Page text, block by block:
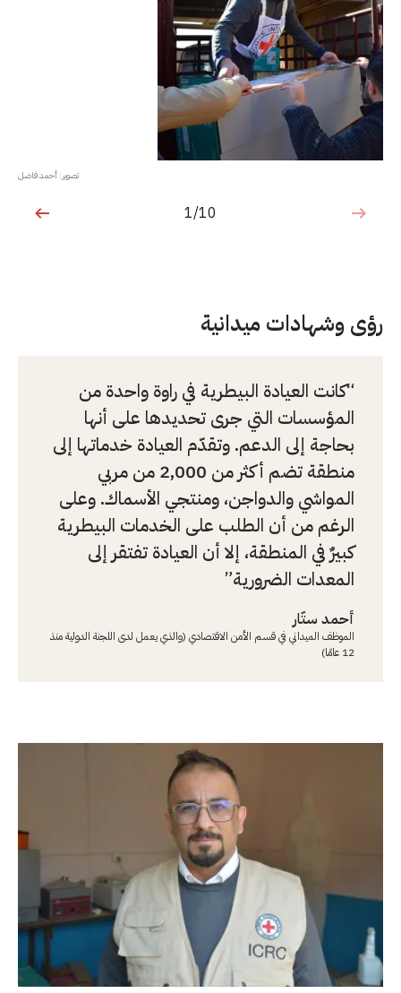
تصوير: أحمد فاضل
1 من 10
1/10
رؤى وشهادات ميدانية
كانت العيادة البيطرية في راوة واحدة من
المؤسسات التي جرى تحديدها على أنها
بحاجة إلى الدعم. وتقدّم العيادة خدماتها إلى
منطقة تضم أكثر من 2,000 من مربي
المواشي والدواجن، ومنتجي الأسماك. وعلى
الرغم من أن الطلب على الخدمات البيطرية
كبيرٌ في المنطقة، إلا أن العيادة تفتقر إلى
المعدات الضرورية
أحمد ستّار
الموظف الميداني في قسم الأمن الاقتصادي (والذي يعمل لدى اللجنة الدولية منذ
12 عامًا)